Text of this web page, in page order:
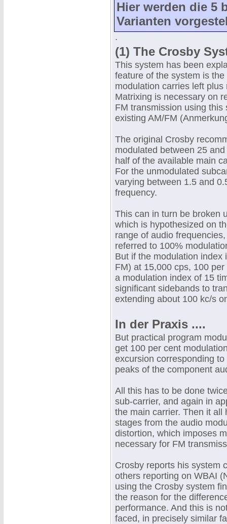
Hier werden die 5
Varianten
.
(1) The Crosby
This system has been
feature of the system is
modulation carries left
Matrixing is necessary on
FM transmission using
existing AM/FM
The original Crosby
modulated between 25
half of the available main
For the unmodulated
varying between 1.5 and
frequency.
This can in turn be broken
which is hypothesized on
range of audio
referred to 100%
But if the modulation index
FM) at 15,000 cps, 100
a modulation index of 15
significant sidebands to
extending about 100 kc/s
In der Praxis ....
But practical program
get 100 per cent
excursion corresponding
peaks of the component
All this has to be done
sub-carrier, and again in
the main carrier. Then it all
stages from the audio
distortion, which imposes
necessary for FM
Crosby reports his system
others reporting on WBAI
using the Crosby system
the reason for the
performance. And this is
faced, in precisely similar